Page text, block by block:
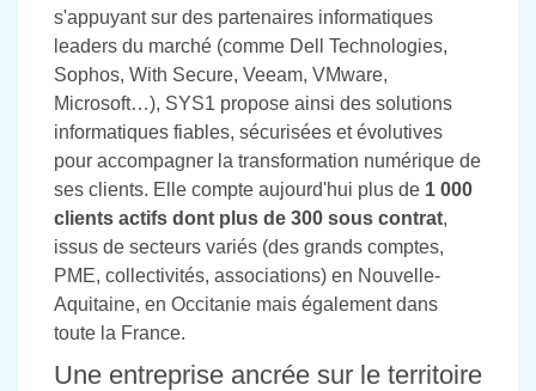
s'appuyant sur des partenaires informatiques
leaders du marché (comme Dell Technologies,
Sophos, With Secure, Veeam, VMware,
Microsoft…), SYS1 propose ainsi des solutions
informatiques fiables, sécurisées et évolutives
pour accompagner la transformation numérique de
ses clients. Elle compte aujourd'hui plus de 1 000
clients actifs dont plus de 300 sous contrat,
issus de secteurs variés (des grands comptes,
PME, collectivités, associations) en Nouvelle-
Aquitaine, en Occitanie mais également dans
toute la France.
Une entreprise ancrée sur le territoire